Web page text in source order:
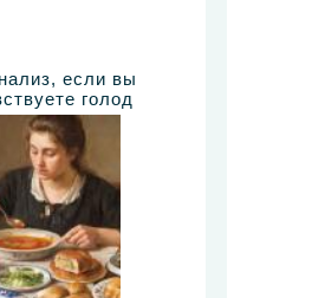
если вы
голод